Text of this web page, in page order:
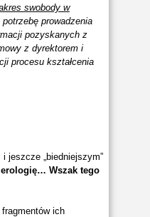
swobody w
prowadzenia
pozyskanych z
z dyrektorem i
procesu kształcenia
jeszcze „biedniejszym”
Wszak tego
ich